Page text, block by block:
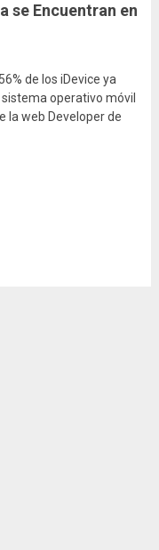
se Encuentran en
de los iDevice ya
operativo móvil
la web Developer de